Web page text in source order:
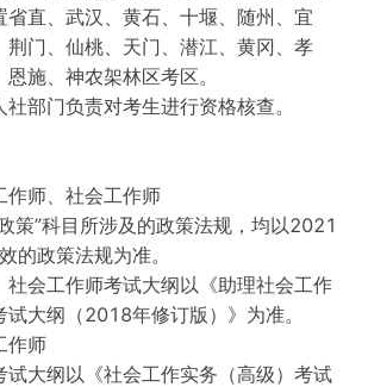
省直、武汉、黄石、十堰、随州、宜
荆门、仙桃、天门、潜江、黄冈、孝
施、神农架林区考区。
部门负责对考生进行资格核查。
作师、社会工作师
策”科目所涉及的政策法规，均以2021
的政策法规为准。
社会工作师考试大纲以《助理社会工作
大纲（2018年修订版）》为准。
作师
试大纲以《社会工作实务（高级）考试